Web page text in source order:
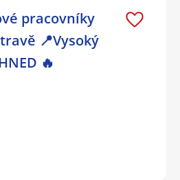
pracovníky
📍Vysoký
🔥